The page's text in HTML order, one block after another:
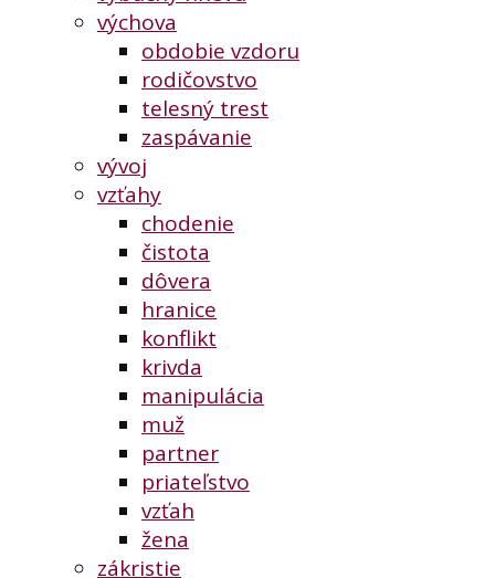
výchova
obdobie vzdoru
rodičovstvo
telesný trest
zaspávanie
vývoj
vzťahy
chodenie
čistota
dôvera
hranice
konflikt
krivda
manipulácia
muž
partner
priateľstvo
vzťah
žena
zákristie